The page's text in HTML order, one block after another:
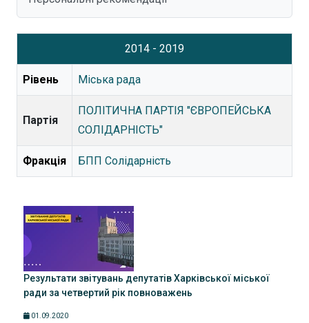
2014 - 2019
Рівень Міська рада
Партія
ПОЛІТИЧНА ПАРТІЯ "ЄВРОПЕЙСЬКА
СОЛІДАРНІСТЬ"
Фракція БПП Солідарність
Результати звітувань депутатів Харківської міської
ради за четвертий рік повноважень
01.09.2020